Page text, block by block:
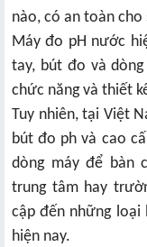
nào, có an toàn cho
Máy đo pH nước
tay, bút đo và
chức năng và thiết
Tuy nhiên, tại Việt
bút đo ph và cao
dòng máy để bàn
trung tâm hay
cập đến những loại
hiện nay.